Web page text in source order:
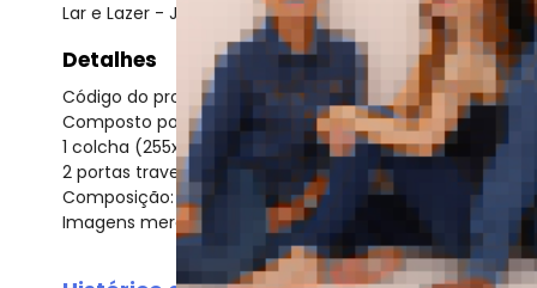
Lar e Lazer - Jogo de Colcha Tabaco Casal 3 Peças
Detalhes
Código do produto: 3562616
Composto por:
1 colcha (255x235 cm)
2 portas travesseiros (45x65 cm).
Composição: em poliéster com forro em polipropileno.
Imagens meramente ilustrativas.